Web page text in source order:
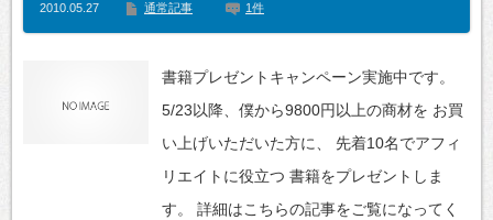
2010.05.27 通常記事 1件
書籍プレゼントキャンペーン実施中です。
5/23以降、僕から9800円以上の商材を お買
い上げいただいた方に、 先着10名でアフィ
リエイトに役立つ 書籍をプレゼントしま
す。 詳細はこちらの記事をご覧になってく